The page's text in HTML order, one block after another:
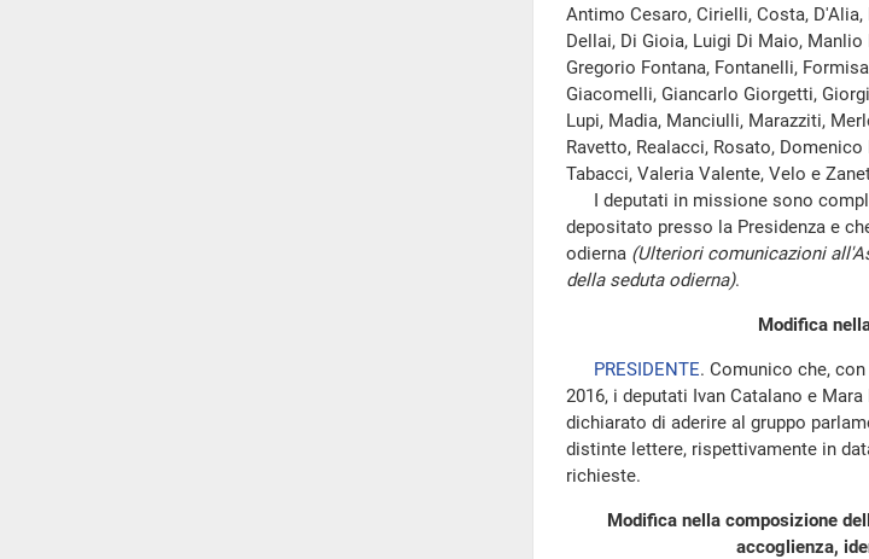
Antimo Cesaro, Cirielli, Costa,
Dellai, Di Gioia, Luigi Di Maio,
Gregorio Fontana, Fontanelli,
Giacomelli, Giancarlo Giorgetti,
Lupi, Madia, Manciulli, Marazziti,
Ravetto, Realacci, Rosato,
Tabacci, Valeria Valente, Velo e
I deputati in missione sono
depositato presso la Presidenza e
odierna (Ulteriori comunicazioni
della seduta odierna).
Modifica
PRESIDENTE. Comunico che,
2016, i deputati Ivan Catalano e
dichiarato di aderire al gruppo
distinte lettere, rispettivamente in
richieste.
Modifica nella composizione
accoglienza,